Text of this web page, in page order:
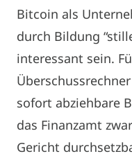
Bitcoin als
durch Bildung
interessant sein.
sofort abziehbare
das Finanzamt
Gericht